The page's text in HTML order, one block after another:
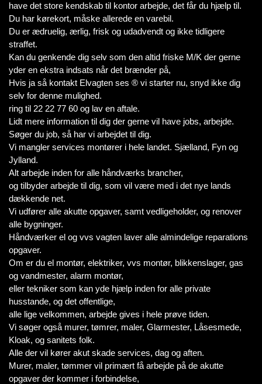
have det store kendskab til kontor arbejde, det får du hjælp til.
Du har kørekort, måske allerede en varebil.
Du er ædruelig, ærlig, frisk og udadvendt og ikke tidligere
straffet.
Kan du genkende dig selv som den altid friske M/K der gerne
yder en ekstra indsats når det brænder på,
Hvis ja så kontakt Elvagten ses ® vi starter nu, snyd ikke dig
selv for denne mulighed.
ring til 22 22 77 60 og lav en aftale.
Lidt mere information til dig der gerne vil have jobs, arbejde.
Søger du job, så har vi arbejdet til dig.
Vi mangler services montører i hele landet. Sjælland, Fyn og
Jylland.
Alt arbejde inden for alle håndværks brancher,
og tilbyder arbejde til dig, som vil være med i det nye lands
dækkende net.
Vi udfører alle akutte opgaver, samt vedligeholder, og renover
alle bygninger.
Håndværker el og vvs vagten laver alle almindelige reparations
opgaver.
Om er du el montør, elektriker, vvs montør, blikkenslager, gas
og vandmester, alarm montør,
eller tekniker som kan yde hjælp inden for alle private
husstande, og det offentlige,
alle lige velkommen, arbejde gives i hele prøve tiden.
Vi søger også murer, tømrer, maler, Glarmester, Låsesmede,
Kloak, og sanitets folk.
Alle der vil kører akut skade services, dag og aften.
Murer, maler, tømmer vil primært få arbejde på de akutte
opgaver der kommer i forbindelse,